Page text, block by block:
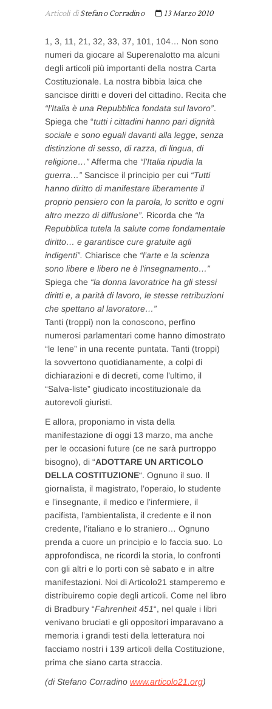
Articoli diStefano Corradino 13 Marzo 2010
1, 3, 11, 21, 32, 33, 37, 101, 104… Non sono
numeri da giocare al Superenalotto ma alcuni
degli articoli più importanti della nostra Carta
Costituzionale. La nostra bibbia laica che
sancisce diritti e doveri del cittadino. Recita che
“l’Italia è una Repubblica fondata sul lavoro”.
Spiega che “tutti i cittadini hanno pari dignità
sociale e sono eguali davanti alla legge, senza
distinzione di sesso, di razza, di lingua, di
religione…”Afferma che “l’Italia ripudia la
guerra…” Sancisce il principio per cui “Tutti
hanno diritto di manifestare liberamente il
proprio pensiero con la parola, lo scritto e ogni
altro mezzo di diffusione”. Ricorda che “la
Repubblica tutela la salute come fondamentale
diritto… e garantisce cure gratuite agli
indigenti”. Chiarisce che “l’arte e la scienza
sono libere e libero ne è l’insegnamento…”
Spiega che “la donna lavoratrice ha gli stessi
diritti e, a parità di lavoro, le stesse retribuzioni
che spettano al lavoratore…”
Tanti (troppi) non la conoscono, perfino
numerosi parlamentari come hanno dimostrato
“le Iene” in una recente puntata. Tanti (troppi)
la sovvertono quotidianamente, a colpi di
dichiarazioni e di decreti, come l’ultimo, il
“Salva-liste” giudicato incostituzionale da
autorevoli giuristi.
E allora, proponiamo in vista della
manifestazione di oggi 13 marzo, ma anche
per le occasioni future (ce ne sarà purtroppo
bisogno), di “ADOTTARE UN ARTICOLO
DELLA COSTITUZIONE“. Ognuno il suo. Il
giornalista, il magistrato, l’operaio, lo studente
e l’insegnante, il medico e l’infermiere, il
pacifista, l’ambientalista, il credente e il non
credente, l’italiano e lo straniero… Ognuno
prenda a cuore un principio e lo faccia suo. Lo
approfondisca, ne ricordi la storia, lo confronti
con gli altri e lo porti con sè sabato e in altre
manifestazioni. Noi di Articolo21 stamperemo e
distribuiremo copie degli articoli. Come nel libro
di Bradbury “Fahrenheit 451“, nel quale i libri
venivano bruciati e gli oppositori imparavano a
memoria i grandi testi della letteratura noi
facciamo nostri i 139 articoli della Costituzione,
prima che siano carta straccia.
(di Stefano Corradino www.articolo21.org)